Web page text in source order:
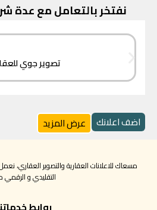
نفتخر بالتعامل مع
تصوير جوي
اضف اعلانك عرض المزيد
مسعاك للاعلانات العقارية والتصوير العقاري،
التقليدي و الرقمي